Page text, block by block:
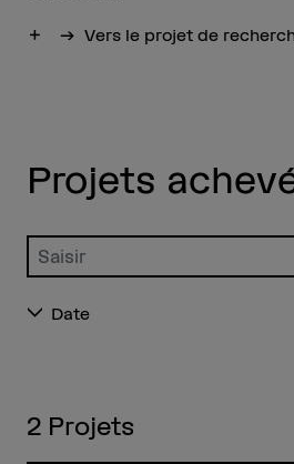
Afficher plus
Vers le projet de
Projets
Saisir un terme
Date
2 Projets